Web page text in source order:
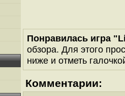
Понравилась игра
обзора. Для этого
ниже и отметь
Комментарии: